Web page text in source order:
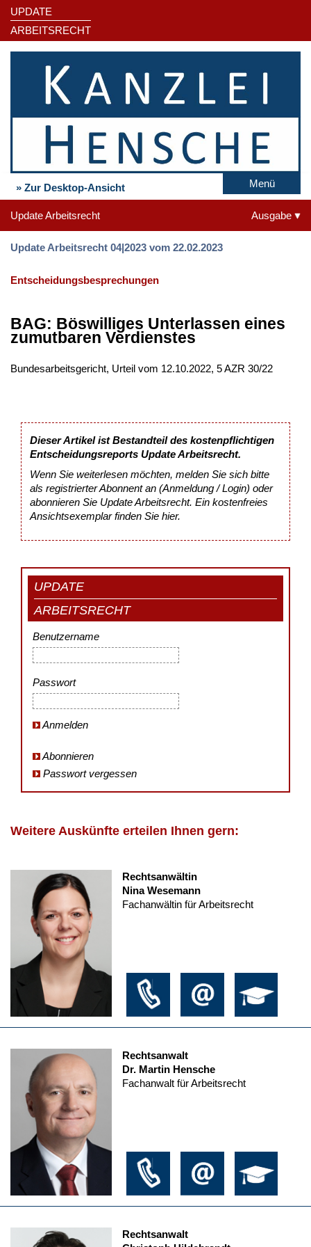
UPDATE
ARBEITSRECHT
» Zur Desktop-Ansicht Menü
Update Arbeitsrecht Ausgabe
Update Arbeitsrecht 04|2023 vom 22.02.2023
Entscheidungsbesprechungen
BAG: Böswilliges Unterlassen eines
zumutbaren Verdienstes
Bundesarbeitsgericht, Urteil vom 12.10.2022, 5 AZR 30/22
Dieser Artikel ist Bestandteil des kostenpflichtigen
Entscheidungsreports Update Arbeitsrecht.
Wenn Sie weiterlesen möchten, melden Sie sich bitte
als registrierter Abonnent an (Anmeldung / Login) oder
abonnieren Sie Update Arbeitsrecht. Ein kostenfreies
Ansichtsexemplar finden Sie hier.
UPDATE
ARBEITSRECHT
Benutzername
Passwort
Anmelden
Abonnieren
Passwort vergessen
Weitere Auskünfte erteilen Ihnen gern:
Rechtsanwältin
Nina Wesemann
Fachanwältin für Arbeitsrecht
Rechtsanwalt
Dr. Martin Hensche
Fachanwalt für Arbeitsrecht
Rechtsanwalt